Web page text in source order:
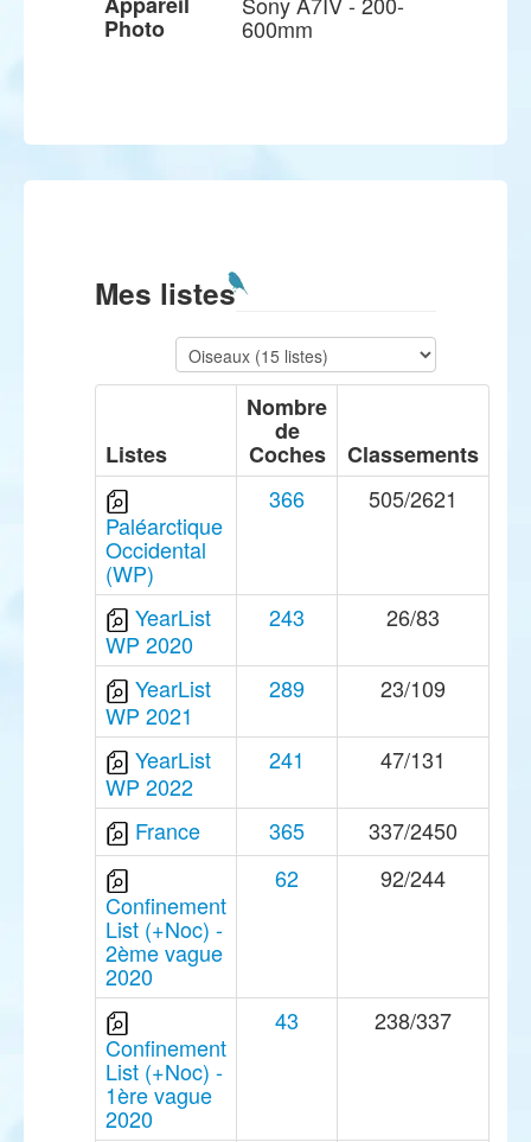
Photo 600mm
Mes listes
Listes
Nombre
de
Coches Classements
Paléarctique
Occidental
(WP)
366 505/2621
YearList
WP 2020
243 26/83
YearList
WP 2021
289 23/109
YearList
WP 2022
241 47/131
France 365 337/2450
Confinement
List (+Noc) -
2ème vague
2020
62 92/244
Confinement
List (+Noc) -
1ère vague
2020
43 238/337